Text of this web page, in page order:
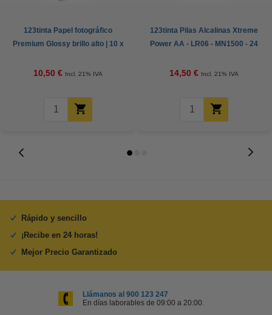
123tinta Papel fotográfico
Premium Glossy brillo alto | 10 x
10,50 € Incl. 21% IVA
123tinta Pilas Alcalinas Xtreme
Power AA - LR06 - MN1500 - 24
14,50 € Incl. 21% IVA
Rápido y sencillo
¡Recibe en 24 horas!
Mejor Precio Garantizado
Llámanos al 900 123 247
En días laborables de 09:00 a 20:00.